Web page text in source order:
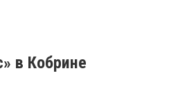
в Кобрине